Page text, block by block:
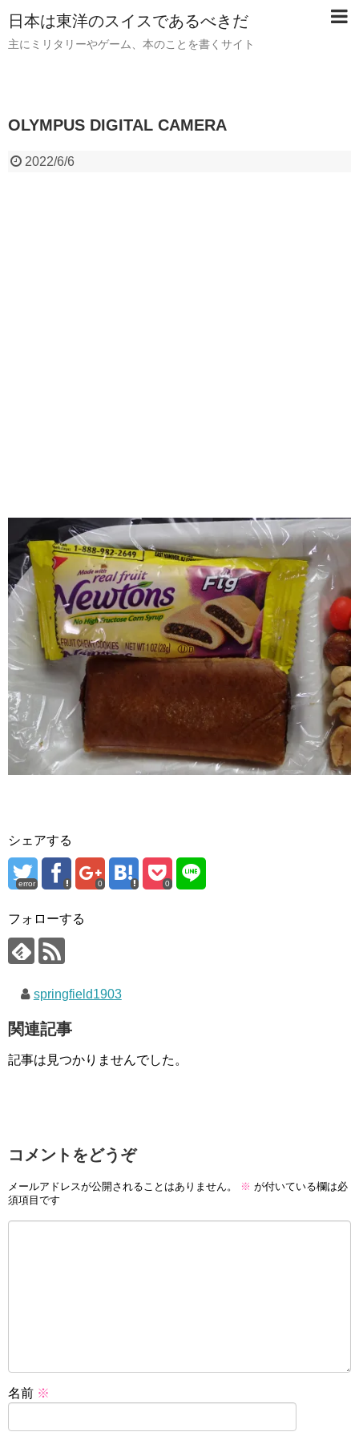
日本は東洋のスイスであるべきだ
主にミリタリーやゲーム、本のことを書くサイト
OLYMPUS DIGITAL CAMERA
2022/6/6
シェアする
error 0 0
フォローする
springfield1903
関連記事
記事は見つかりませんでした。
コメントをどうぞ
メールアドレスが公開されることはありません。 ※ が付いている欄は必
須項目です
名前 ※